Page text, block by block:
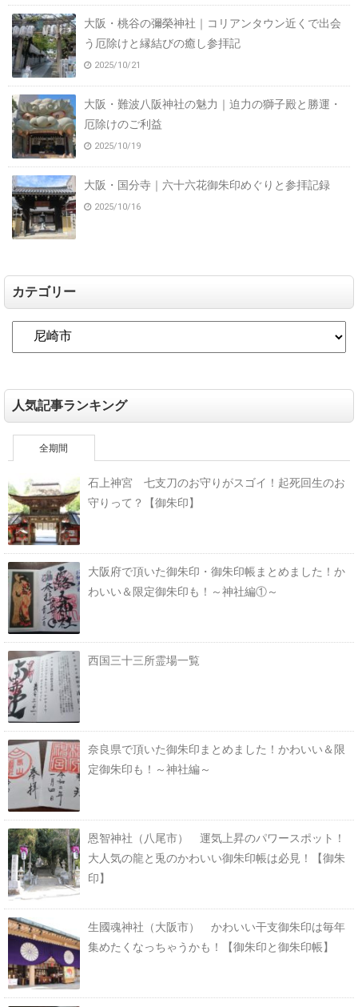
大阪・桃谷の彌榮神社｜コリアンタウン近くで出会
う厄除けと縁結びの癒し参拝記
2025/10/21
大阪・難波八阪神社の魅力｜迫力の獅子殿と勝運・
厄除けのご利益
2025/10/19
大阪・国分寺｜六十六花御朱印めぐりと参拝記録
2025/10/16
カテゴリー
人気記事ランキング
全期間
石上神宮 七支刀のお守りがスゴイ！起死回生のお
守りって？【御朱印】
大阪府で頂いた御朱印・御朱印帳まとめました！か
わいい＆限定御朱印も！～神社編①～
西国三十三所霊場一覧
奈良県で頂いた御朱印まとめました！かわいい＆限
定御朱印も！～神社編～
恩智神社（八尾市） 運気上昇のパワースポット！
大人気の龍と兎のかわいい御朱印帳は必見！【御朱
印】
生國魂神社（大阪市） かわいい干支御朱印は毎年
集めたくなっちゃうかも！【御朱印と御朱印帳】